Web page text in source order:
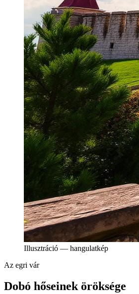
Illusztráció — hangulatkép
Az egri vár
Dobó hőseinek öröksége